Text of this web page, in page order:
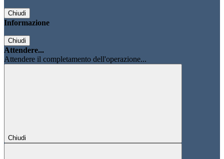
Chiudi
Informazione
Chiudi
Attendere...
Attendere il completamento dell'operazione...
Chiudi